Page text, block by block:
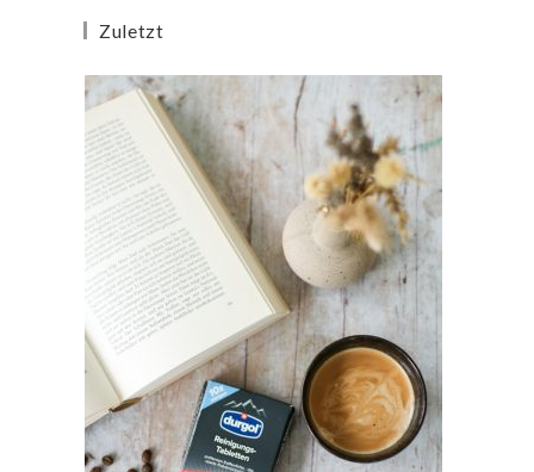
Zuletzt